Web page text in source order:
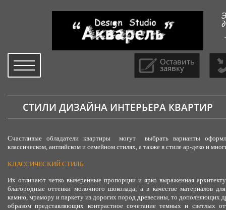
Оставить
заявку
СТИЛИ ДИЗАЙНА ИНТЕРЬЕРА КВАРТИР
Счастливые обладатели квартиры могут выбрать варианты
классическом, английском и семейном стилях, а также в стиле ар-деко и
КЛАССИЧЕСКИЙ СТИЛЬ
Их отличают четко выверенные пропорции и ярко выраженная
благородные оттенки молочного шоколада; а в качестве материалов
камню, мрамору и паркету из дорогих пород древесины, то дополняющих
образом представляющих контрастное сочетание темных и светлых